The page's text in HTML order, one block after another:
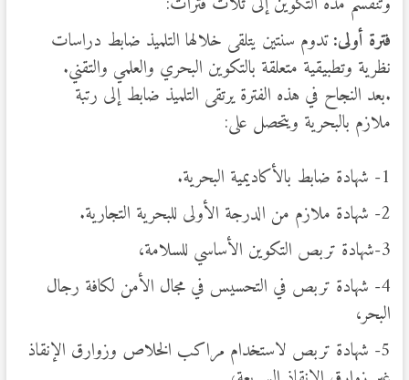
فترة أولى:تدوم سنتين يتلقى خلالها التلميذ ضابط دراسات
نظرية وتطبيقية متعلقة بالتكوين البحري والعلمي والتقني.
.بعد النجاح في هذه الفترة يرتقى التلميذ ضابط إلى رتبة
ملازم بالبحرية ويتحصل على:
1- شهادة ضابط بالأكاديمية البحرية.
2- شهادة ملازم من الدرجة الأولى للبحرية التجارية.
3-شهادة تربص التكوين الأساسي للسلامة،
4- شهادة تربص في التحسيس في مجال الأمن لكافة رجال
البحر،
5- شهادة تربص لاستخدام مراكب الخلاص وزوارق الإنقاذ